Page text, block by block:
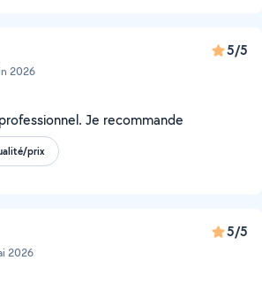
2026
5/5
Je recommande
prix
2026
5/5